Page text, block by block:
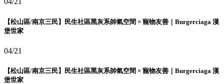
【松山區/南京三民】民生社區黑灰系帥氣空間 × 寵物友善｜Burgerciaga 漢
堡世家
04/21
【松山區/南京三民】民生社區黑灰系帥氣空間 × 寵物友善｜Burgerciaga 漢
堡世家